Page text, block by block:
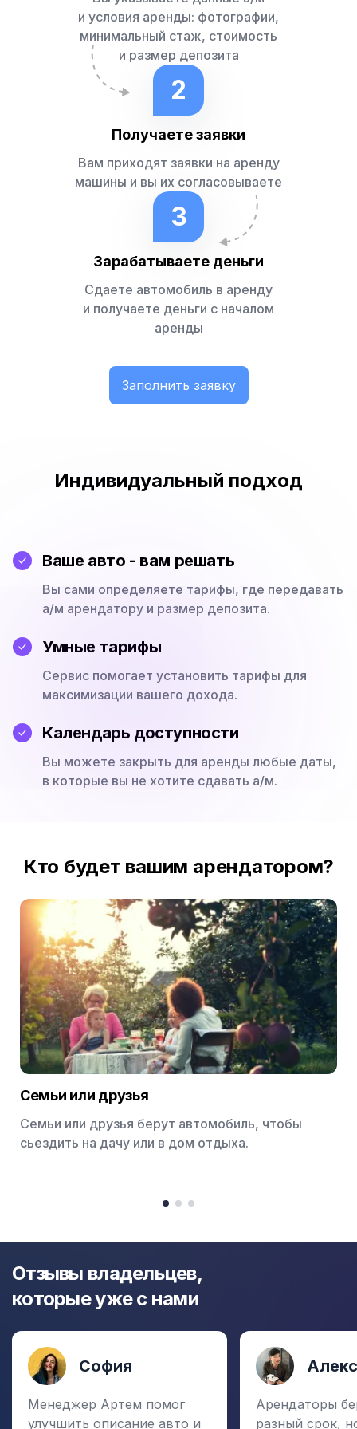
и условия аренды: фотографии,
минимальный стаж, стоимость
и размер депозита
2
Получаете заявки
Вам приходят заявки на аренду
машины и вы их согласовываете
3
Зарабатываете деньги
Сдаете автомобиль в аренду
и получаете деньги с началом
аренды
Заполнить заявку
Индивидуальный подход
Ваше авто - вам решать
Вы сами определяете тарифы, где передавать
а/м арендатору и размер депозита.
Умные тарифы
Сервис помогает установить тарифы для
максимизации вашего дохода.
Календарь доступности
Вы можете закрыть для аренды любые даты,
в которые вы не хотите сдавать а/м.
Кто будет вашим арендатором?
Семьи или друзья
Семьи или друзья берут автомобиль, чтобы
сьездить на дачу или в дом отдыха.
item
itemitem
3
Отзывы владельцев,
которые уже с нами
София
Менеджер Артем помог
улучшить описание авто и
Арендаторы
разный срок,